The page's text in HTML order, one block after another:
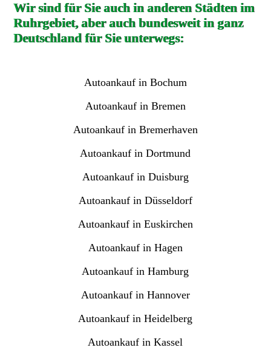
Wir sind für Sie auch in anderen Städten im
Ruhrgebiet, aber auch bundesweit in ganz
Deutschland für Sie unterwegs:
Autoankauf in Bochum
Autoankauf in Bremen
Autoankauf in Bremerhaven
Autoankauf in Dortmund
Autoankauf in Duisburg
Autoankauf in Düsseldorf
Autoankauf in Euskirchen
Autoankauf in Hagen
Autoankauf in Hamburg
Autoankauf in Hannover
Autoankauf in Heidelberg
Autoankauf in Kassel